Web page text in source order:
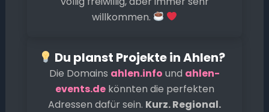
willkommen.
Du planst Projekte in Ahlen?
Die Domains ahlen.info und ahlen-
events.dekönnten die perfekten
Adressen dafür sein. Kurz. Regional.